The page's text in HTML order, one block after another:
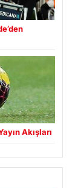
Akışları